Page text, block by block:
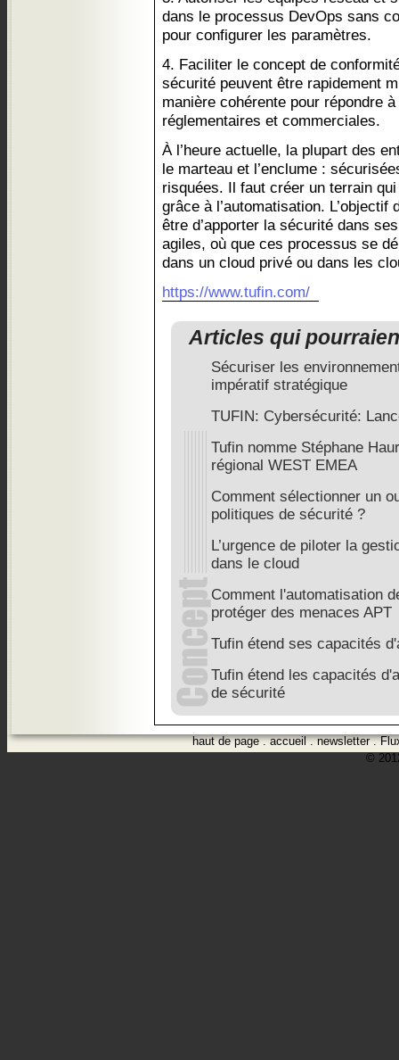
dans le processus DevOps sans
pour configurer les paramètres.
4. Faciliter le concept de
sécurité peuvent être rapidement
manière cohérente pour répondre
réglementaires et commerciales.
À l’heure actuelle, la plupart des
le marteau et l’enclume :
risquées. Il faut créer un terrain
grâce à l’automatisation.
être d’apporter la sécurité dans
agiles, où que ces processus se
dans un cloud privé ou dans les
https://www.tufin.com/
Articles qui
Sécuriser les
impératif stratégique
TUFIN: Cybersécurité:
Tufin nomme Stéphane
régional WEST EMEA
Comment sélectionner un
politiques de sécurité ?
L’urgence de piloter la
dans le cloud
Comment l'automatisation
protéger des menaces APT
Tufin étend ses capacités
Tufin étend les capacités
de sécurité
haut de page.accueil.newsletter.
©